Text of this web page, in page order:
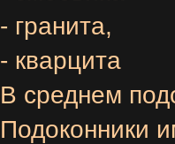
- гранита,
- кварцита
В среднем
Подоконники